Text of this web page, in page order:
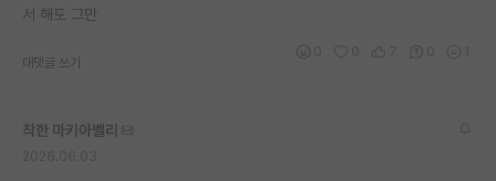
서 해도 그만
대댓글 쓰기
착한 마키아벨리